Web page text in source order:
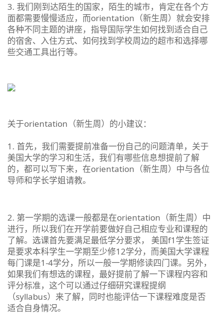
3. 我们刚到达陌生的国家，陌生的城市，肯定在各个方
面都需要慢慢适应，而orientation（新生周）就会安排
各种不同主题的讲座，指导国际学生如何找到适合自己
的宿舍、入住方式、如何找到学校周边的超市和选择哪
些交通工具出行等。
关于orientation（新生周）的小建议：
1. 首先，我们需要提前准备一份自己的问题清单，关于
美国大学的学习和生活，我们有哪些信息想提前了解
的，都可以写下来，在orientation（新生周）中与各位
导师和学长学姐请教。
2. 第一学期的选课一般都是在orientation（新生周）中
进行，所以我们在开学前要做好自己相应专业和课程的
了解。选课首先要满足最低学分要求， 美国f1学生签证
是要求本科学生一学期至少修12学分，而美国大学课程
每门课是1-4学分，所以一般一学期修读四门课。另外，
如果我们有想选的课程，最好提前了解一下课程内容和
评分标准，这个可以通过仔细研究课程提纲
（syllabus）来了解，同时也能评估一下课程难度是否
适合自身情况。